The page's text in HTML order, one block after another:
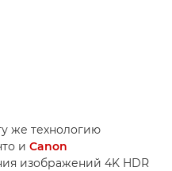
же технологию
и Canon
изображений 4K HDR